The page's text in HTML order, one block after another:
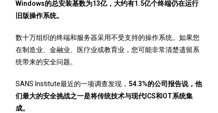
Windows的总安装基数为13亿，大约有1.5亿个终端仍在运行
旧版操作系统。
数十万组织的终端和服务器采用不受支持的操作系统。如果您
在制造业、金融业、医疗业或教育业，您可能非常清楚遗留系
统带来的安全问题。
SANS Institute最近的一项调查发现， 54.3%的公司报告说，他
们最大的安全挑战之一是将传统技术与现代ICS和OT系统集
成。